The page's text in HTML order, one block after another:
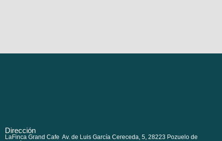
Dirección
LaFinca Grand Cafe Av. de Luis García Cereceda, 5, 28223 Pozuelo de